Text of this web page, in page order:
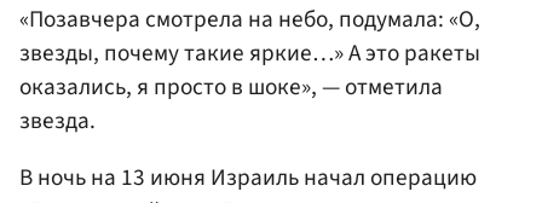
«Позавчера смотрела на небо, подумала: «О,
звезды, почему такие яркие…» А это ракеты
оказались, я просто в шоке», — отметила
звезда.
В ночь на 13 июня Израиль начал операцию